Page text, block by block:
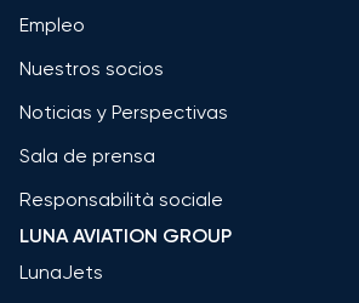
Empleo
Nuestros socios
Noticias y Perspectivas
Sala de prensa
Responsabilità sociale
LUNA AVIATION GROUP
LunaJets